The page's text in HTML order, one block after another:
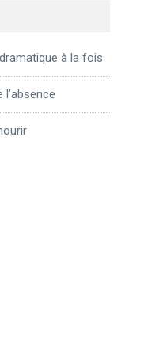
à la fois
l’absence